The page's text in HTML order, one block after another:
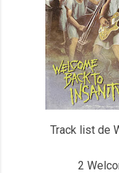
Track list de
2